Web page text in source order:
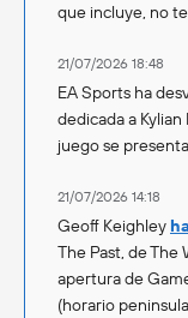
que incluye, no
21/07/2026 18:48
EA Sports ha
dedicada a
juego se
21/07/2026 14:18
Geoff Keighley
The Past, de
apertura de
(horario